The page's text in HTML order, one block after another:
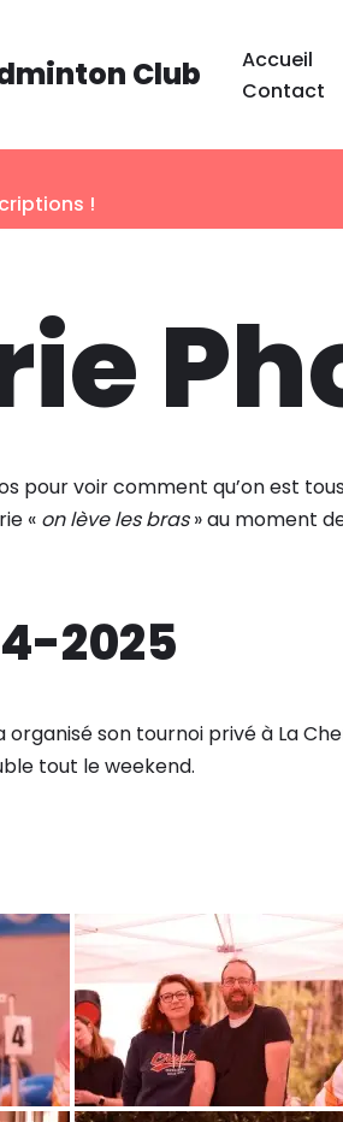
Club Accueil
Contact
!
pour voir comment qu’on est
« on lève les bras» au moment
2025
son tournoi privé à La
tout le weekend.